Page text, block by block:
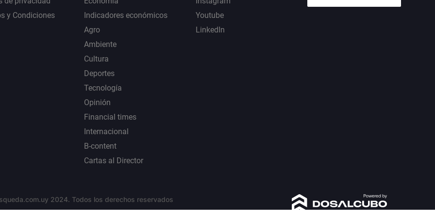
y Condiciones
Indicadores económicos
Agro
Ambiente
Cultura
Deportes
Tecnología
Opinión
Financial times
Internacional
B-content
Cartas al Director
Youtube
LinkedIn
2024. Todos los derechos reservados